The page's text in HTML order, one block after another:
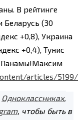
В рейтинге
Беларусь (30
+0,8), Украина
+0,4), Тунис
Максим
articles/5199/
Одноклассниках,
, чтобы быть в